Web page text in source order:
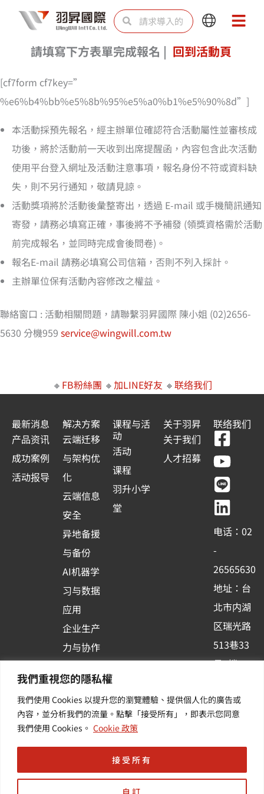
我們重視您的隱私權
我們使用 Cookies 以提升您的瀏覽體驗、提供個人化的廣告或
內容，並分析我們的流量。點擊「接受所有」，即表示您同意
我們使用 Cookies。 Cookie 政策
自訂
接受所有
SearchSearch
Main
Menu
Main
請填寫下方表單完成報名 | 回到活動頁
[cf7form cf7key=”
%e6%b4%bb%e5%8b%95%e5%a0%b1%e5%90%8d”]
本活動採預先報名，經主辦單位確認符合活動屬性並審核成
功後，將於活動前一天收到出席提醒函，內容包含此次活動
使用平台登入網址及活動注意事項，報名身份不符或資料缺
失，則不另行通知，敬請見諒。
活動獎項將於活動後彙整寄出，透過 E-mail 或手機簡訊通知
寄發，請務必填寫正確，事後將不予補發 (領獎資格需於活動
前完成報名，並同時完成會後問卷)。
報名E-mail 請務必填寫公司信箱，否則不列入採計。
主辦單位保有活動內容修改之權益。
聯絡窗口 : 活動相關問題，請聯繫羽昇國際 陳小姐 (02)2656-
5630 分機959 service@wingwill.com.tw
🔸 FB粉絲團 🔸加LINE好友 🔸联络我们
最新消息
产品资讯
成功案例
活动报导
解决方案
云端迁移
与架构优
化
云端信息
安全
异地备援
与备份
AI机器学
习与数据
应用
企业生产
力与协作
台应用
其他/增
值服务
课程与活
动
活动
课程
羽升小学
堂
关于羽昇
关于我们
人才招募
联络我们
F
a
c
e
b
o
o
k
-
s
q
u
a
r
Y
o
u
t
u
b
e
L
i
n
e
L
i
n
k
e
d
i
n
电话：02
-
26565630
地址：台
北市内湖
区瑞光路
513巷33
号6楼
新讯 | 提
供您最新